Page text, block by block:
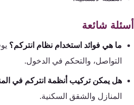
شائعة
ما هي فوائد استخدام نظام انتركم؟
التواصل، والتحكم في الدخول.
هل يمكن تركيب أنظمة انتركم في
المنازل والشقق السكنية.